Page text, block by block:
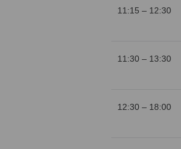
11:15 – 12:30
11:30 – 13:30
12:30 – 18:00